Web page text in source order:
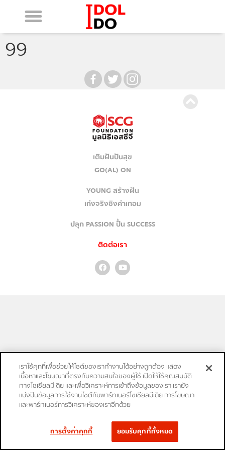
99
เติมฝันปันสุข
GO(AL) ON
YOUNG สร้างฝัน
เก่งจริงชิงค่าเทอม
ปลุก PASSION ปั้น SUCCESS
ติดต่อเรา
เราใช้คุกกี้เพื่อช่วยให้ไซต์ของเราทำงานได้อย่างถูกต้อง แสดง
เนื้อหาและโฆษณาที่ตรงกับความสนใจของผู้ใช้ เปิดให้ใช้คุณสมบัติ
ทางโซเชียลมีเดีย และเพื่อวิเคราะห์การเข้าถึงข้อมูลของเรา เรายัง
แบ่งปันข้อมูลการใช้งานไซต์กับพาร์ทเนอร์โซเชียลมีเดีย การโฆษณา
และพาร์ทเนอร์การวิเคราะห์ของเราอีกด้วย
การตั้งค่าคุกกี้ ยอมรับคุกกี้ทั้งหมด